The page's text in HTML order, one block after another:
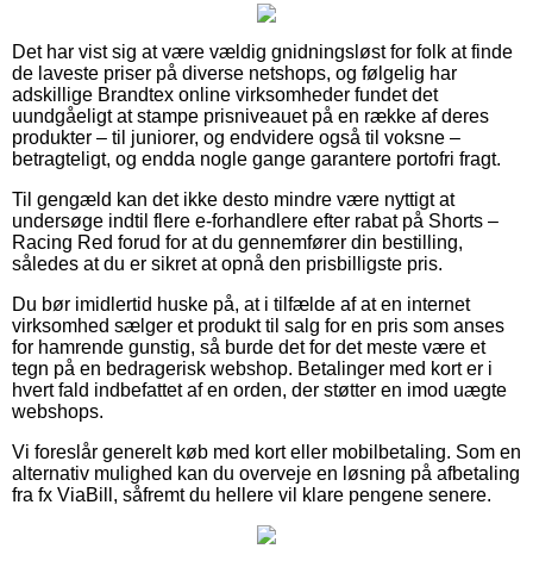
Det har vist sig at være vældig gnidningsløst for folk at finde
de laveste priser på diverse netshops, og følgelig har
adskillige Brandtex online virksomheder fundet det
uundgåeligt at stampe prisniveauet på en række af deres
produkter – til juniorer, og endvidere også til voksne –
betragteligt, og endda nogle gange garantere portofri fragt.
Til gengæld kan det ikke desto mindre være nyttigt at
undersøge indtil flere e-forhandlere efter rabat på Shorts –
Racing Red forud for at du gennemfører din bestilling,
således at du er sikret at opnå den prisbilligste pris.
Du bør imidlertid huske på, at i tilfælde af at en internet
virksomhed sælger et produkt til salg for en pris som anses
for hamrende gunstig, så burde det for det meste være et
tegn på en bedragerisk webshop. Betalinger med kort er i
hvert fald indbefattet af en orden, der støtter en imod uægte
webshops.
Vi foreslår generelt køb med kort eller mobilbetaling. Som en
alternativ mulighed kan du overveje en løsning på afbetaling
fra fx ViaBill, såfremt du hellere vil klare pengene senere.